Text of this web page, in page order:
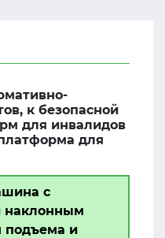
к безопасной
для инвалидов
для
с
наклонным
подъема и